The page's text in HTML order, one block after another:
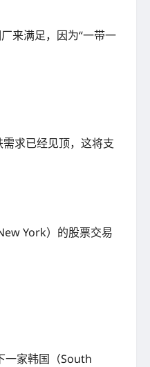
来满足，因为“一带一
求已经见顶，这将支
York）的股票交易
一家韩国（South